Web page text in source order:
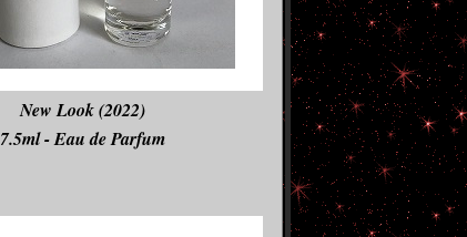
New Look (2022)
7.5ml - Eau de Parfum